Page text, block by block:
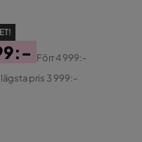
Förr4 999:-
pris 3 999:-